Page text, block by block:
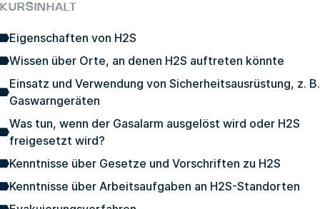
KURSINHALT
Eigenschaften von H2S
Wissen über Orte, an denen H2S auftreten könnte
Einsatz und Verwendung von Sicherheitsausrüstung, z. B.
Gaswarngeräten
Was tun, wenn der Gasalarm ausgelöst wird oder H2S
freigesetzt wird?
Kenntnisse über Gesetze und Vorschriften zu H2S
Kenntnisse über Arbeitsaufgaben an H2S-Standorten